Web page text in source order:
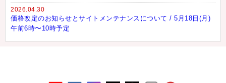
2026.04.30
価格改定のお知らせとサイトメンテナンスについて / 5月18日(月)
午前6時〜10時予定